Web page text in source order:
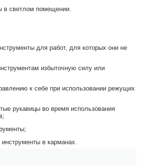
в светлом помещении.
для работ, для которых они не
избыточную силу или
к себе при использовании режущих
рукавицы во время использования
в карманах.